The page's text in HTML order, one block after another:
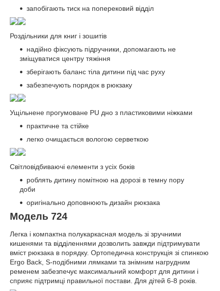
запобігають тиск на поперековий відділ
Роздільники для книг і зошитів
надійно фіксують підручники, допомагають не
зміщуватися центру тяжіння
зберігають баланс тіла дитини під час руху
забезпечують порядок в рюкзаку
Ущільнене прогумоване PU дно з пластиковими ніжками
практичне та стійке
легко очищається вологою серветкою
Світловідбиваючі елементи з усіх боків
роблять дитину помітною на дорозі в темну пору
доби
оригінально доповнюють дизайн рюкзака
Модель 724
Легка і компактна полукаркасная модель зі зручними
кишенями та відділеннями дозволить завжди підтримувати
вміст рюкзака в порядку. Ортопедична конструкція зі спинкою
Ergo Back, S-подібними лямками та знімним нагрудним
ременем забезпечує максимальний комфорт для дитини і
сприяє підтримці правильної постави. Для дітей 6-8 років.